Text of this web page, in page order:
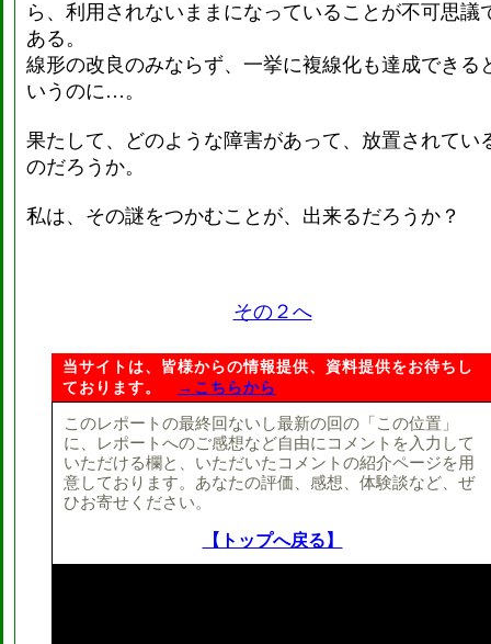
ら、利用されないままになっていることが不可思議
ある。
線形の改良のみならず、一挙に複線化も達成できる
いうのに…。
果たして、どのような障害があって、放置されてい
のだろうか。
私は、その謎をつかむことが、出来るだろうか？
その２へ
当サイトは、皆様からの情報提供、資料提供をお待ちし
ております。
→こちらから
このレポートの最終回ないし最新の回の「この位置」
に、レポートへのご感想など自由にコメントを入力して
いただける欄と、いただいたコメントの紹介ページを用
意しております。あなたの評価、感想、体験談など、ぜ
ひお寄せください。
【トップへ戻る】